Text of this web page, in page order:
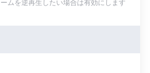
ムを逆再生したい場合は有効にします